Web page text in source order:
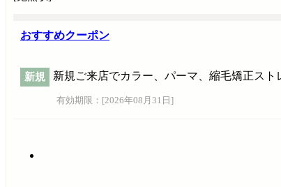
おすすめクーポン
新規 新規ご来店でカラー、パーマ、縮毛矯正スト
有効期限：[2026年08月31日 ]